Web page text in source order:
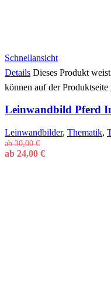
Schnellansicht
Details Dieses Produkt
können auf der
Leinwandbild Pferd
Leinwandbilder, Thematik,
ab30,00€
ab 24,00 €